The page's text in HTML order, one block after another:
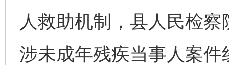
人救助机制，县人民检
涉未成年残疾当事人案